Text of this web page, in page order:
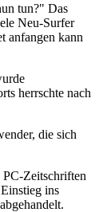
tun?" Das
Neu-Surfer
anfangen kann
herrschte nach
die sich
Zeitschriften
ins